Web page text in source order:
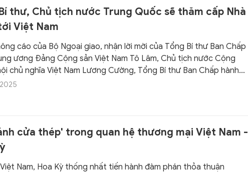
thư, Chủ tịch nước Trung Quốc sẽ thăm cấp Nhà
Việt Nam
cáo của Bộ Ngoại giao, nhận lời mời của Tổng Bí thư Ban Chấp
ương Đảng Cộng sản Việt Nam Tô Lâm, Chủ tịch nước Cộng
chủ nghĩa Việt Nam Lương Cường, Tổng Bí thư Ban Chấp hành
Đảng Cộng sản Trung Quốc, Chủ tịch nước Cộng hòa nhân dân
cửa thép' trong quan hệ thương mại Việt Nam -
Nam, Hoa Kỳ thống nhất tiến hành đàm phán thỏa thuận